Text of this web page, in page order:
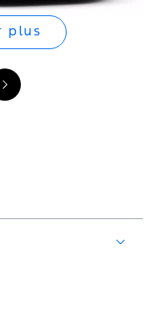
Suivant
plus